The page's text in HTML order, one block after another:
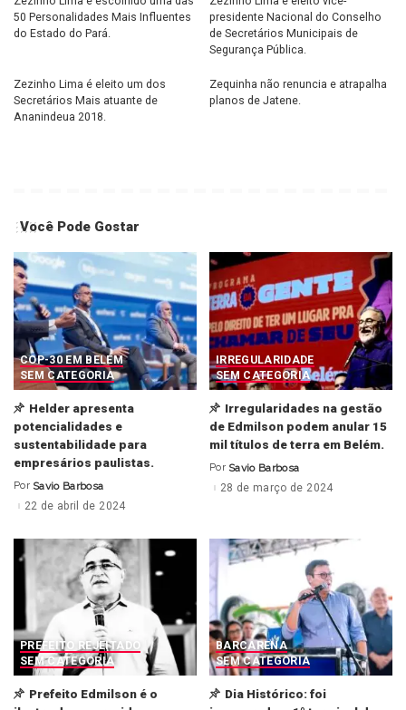
50 Personalidades Mais Influentes
do Estado do Pará.
presidente Nacional do Conselho
de Secretários Municipais de
Segurança Pública.
Zezinho Lima é eleito um dos
Secretários Mais atuante de
Ananindeua 2018.
Zequinha não renuncia e atrapalha
planos de Jatene.
Você Pode Gostar
COP-30 EM BELÉM
SEM CATEGORIA
Helder apresenta
potencialidades e
sustentabilidade para
empresários paulistas.
Posted
by
Por Savio Barbosa
22 de abril de 2024
IRREGULARIDADE
SEM CATEGORIA
Irregularidades na gestão
de Edmilson podem anular 15
mil títulos de terra em Belém.
Posted
by
Por Savio Barbosa
28 de março de 2024
PREFEITO REJEITADO
SEM CATEGORIA
Prefeito Edmilson é o
BARCARENA
SEM CATEGORIA
Dia Histórico: foi